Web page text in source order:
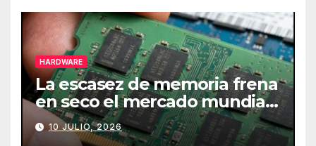
HARDWARE
La escasez de memoria frena
en seco el mercado mundial
de PCs
10 JULIO, 2026